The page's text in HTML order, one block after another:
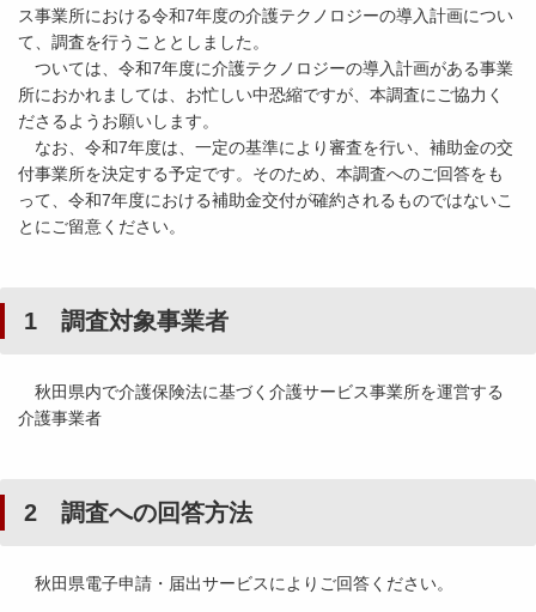
ス事業所における令和7年度の介護テクノロジーの導入計画につい
て、調査を行うこととしました。
ついては、令和7年度に介護テクノロジーの導入計画がある事業
所におかれましては、お忙しい中恐縮ですが、本調査にご協力く
ださるようお願いします。
なお、令和7年度は、一定の基準により審査を行い、補助金の交
付事業所を決定する予定です。そのため、本調査へのご回答をも
って、令和7年度における補助金交付が確約されるものではないこ
とにご留意ください。
1 調査対象事業者
秋田県内で介護保険法に基づく介護サービス事業所を運営する
介護事業者
2 調査への回答方法
秋田県電子申請・届出サービスによりご回答ください。